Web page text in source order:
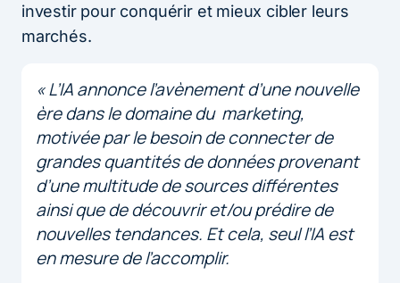
investir pour conquérir et mieux cibler leurs
marchés.
« L’IA annonce l’avènement d’une nouvelle
ère dans le domaine du marketing,
motivée par le besoin de connecter de
grandes quantités de données provenant
d’une multitude de sources différentes
ainsi que de découvrir et/ou prédire de
nouvelles tendances. Et cela, seul l’IA est
en mesure de l’accomplir.